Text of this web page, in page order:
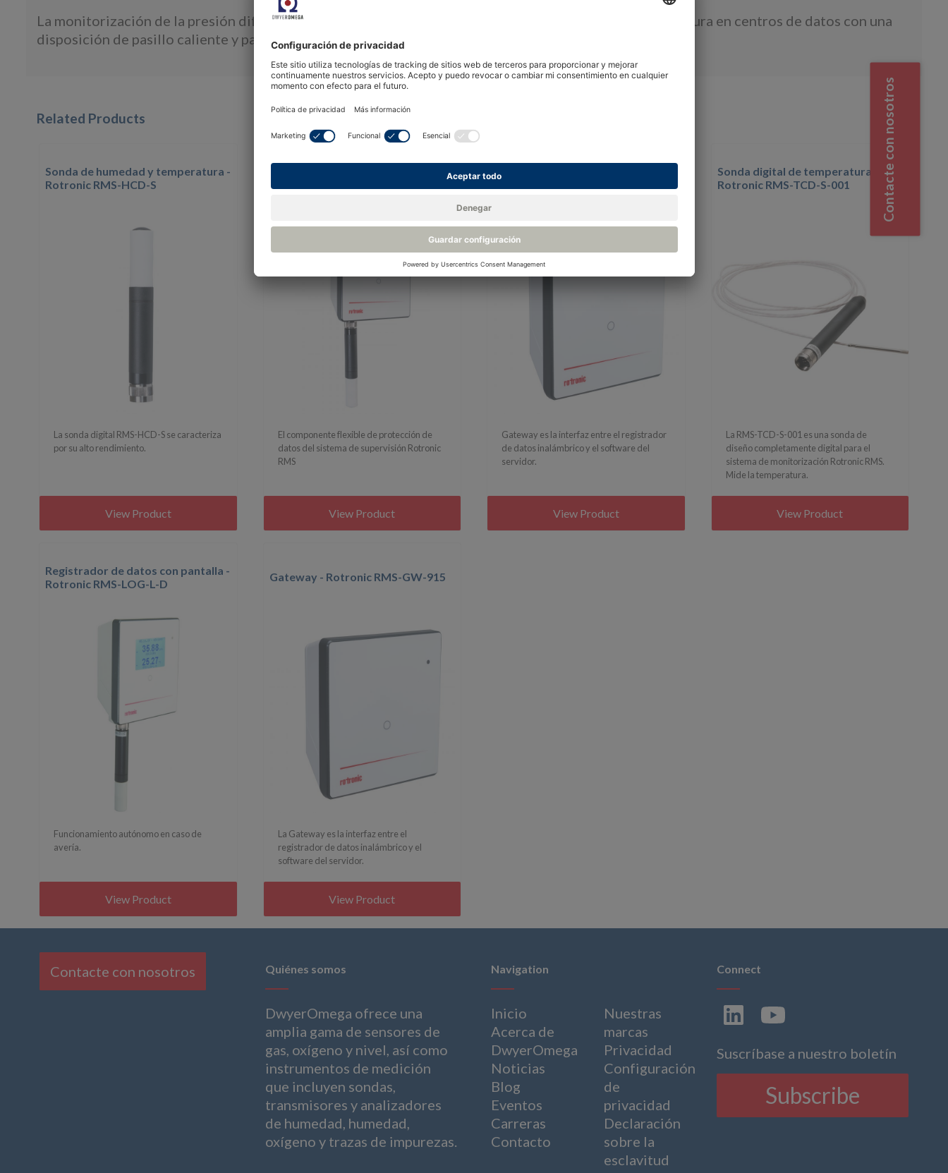
La monitorización de la presión diferencial puede utilizarse para comprobar las variaciones de temperatura en centros de datos con una
disposición de pasillo caliente y pasillo frío.
Related Products
Sonda de humedad y temperatura -
Rotronic RMS-HCD-S
La sonda digital RMS-HCD-S se caracteriza
por su alto rendimiento.
View Product
datos Rotronic RMS-LOG-L
El componente flexible de protección de
datos del sistema de supervisión Rotronic
RMS
View Product
Gateway - Rotronic RMS-GW-868
Gateway es la interfaz entre el registrador
de datos inalámbrico y el software del
servidor.
View Product
Sonda digital de temperatura -
Rotronic RMS-TCD-S-001
La RMS-TCD-S-001 es una sonda de
diseño completamente digital para el
sistema de monitorización Rotronic RMS.
Mide la temperatura.
View Product
Registrador de datos con pantalla -
Rotronic RMS-LOG-L-D
Funcionamiento autónomo en caso de
avería.
View Product
Gateway - Rotronic RMS-GW-915
La Gateway es la interfaz entre el
registrador de datos inalámbrico y el
software del servidor.
View Product
Contacte con nosotros
Contacte con nosotros Quiénes somos
DwyerOmega ofrece una
amplia gama de sensores de
gas, oxígeno y nivel, así como
instrumentos de medición
que incluyen sondas,
transmisores y analizadores
de humedad, humedad,
oxígeno y trazas de impurezas.
Navigation
Inicio
Acerca de
DwyerOmega
Noticias
Blog
Eventos
Carreras
Contacto
Nuestras
marcas
Privacidad
Configuración
de
privacidad
Declaración
sobre la
esclavitud
Connect
Suscríbase a nuestro boletín
Subscribe